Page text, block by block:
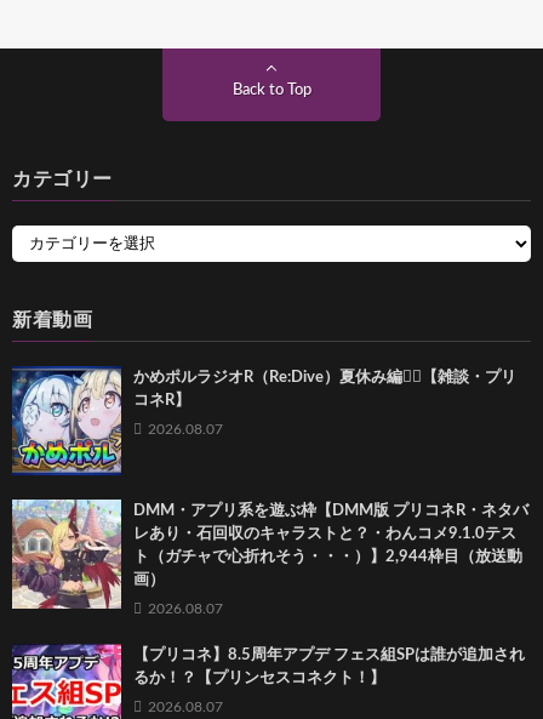
Back to Top
カテゴリー
新着動画
かめポルラジオR（Re:Dive）⁠夏休み編🏄‍♀️【雑談・プリ
コネR】
2026.08.07
DMM・アプリ系を遊ぶ枠【DMM版 プリコネR・ネタバ
レあり・石回収のキャラストと？・わんコメ9.1.0テス
ト（ガチャで心折れそう・・・）】2,944枠目（放送動
画）
2026.08.07
【プリコネ】8.5周年アプデ フェス組SPは誰が追加され
るか！？【プリンセスコネクト！】
2026.08.07